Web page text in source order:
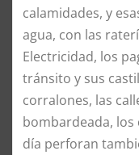
calamidades, y
agua, con las
Electricidad, los
tránsito y sus
corralones, las
bombardeada, los
día perforan